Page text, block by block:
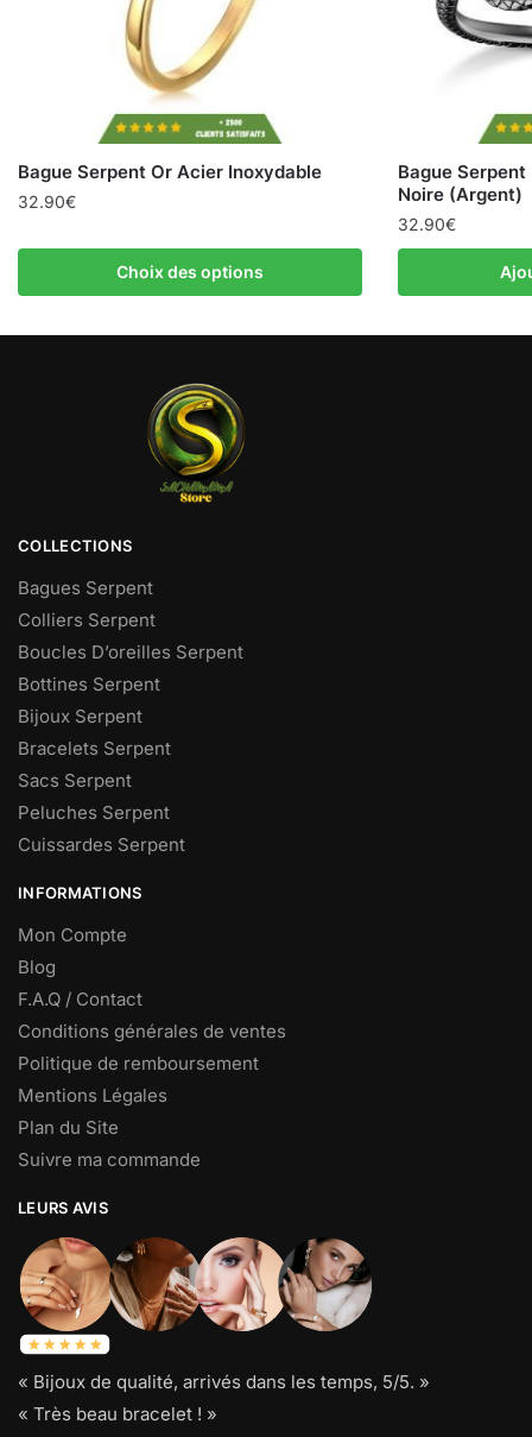
Bague Serpent Or Acier Inoxydable
32.90€
Choix des options
Bague
Noire (Argent)
32.90€
COLLECTIONS
Bagues Serpent
Colliers Serpent
Boucles D’oreilles Serpent
Bottines Serpent
Bijoux Serpent
Bracelets Serpent
Sacs Serpent
Peluches Serpent
Cuissardes Serpent
INFORMATIONS
Mon Compte
Blog
F.A.Q / Contact
Conditions générales de ventes
Politique de remboursement
Mentions Légales
Plan du Site
Suivre ma commande
LEURS AVIS
« Bijoux de qualité, arrivés dans les temps, 5/5. »
« Très beau bracelet ! »